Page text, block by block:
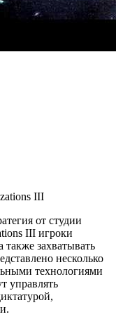
III
от студии
III игроки
захватывать
несколько
технологиями
управлять